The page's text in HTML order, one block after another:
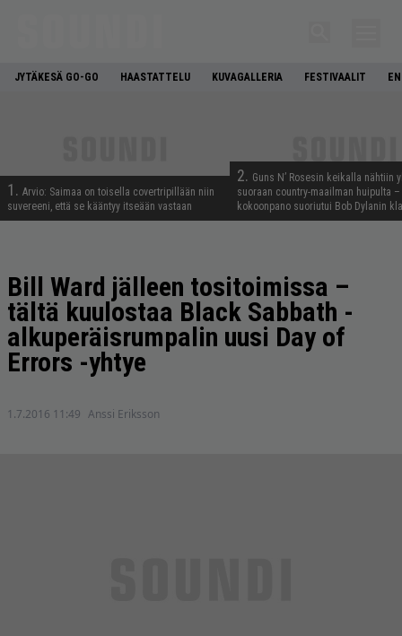
JYTÄKESÄ GO-GO HAASTATTELU KUVAGALLERIA FESTIVAALIT
1. Arvio: Saimaa on toisella covertripillään niin
suvereeni, että se kääntyy itseään vastaan
2. Guns N’ Rosesin keikalla nähtiin
suoraan country-maailman huipulta
kokoonpano suoriutui Bob Dylanin
Bill Ward jälleen tositoimissa –
tältä kuulostaa Black Sabbath -
alkuperäisrumpalin uusi Day of
Errors -yhtye
1.7.2016 11:49 Anssi Eriksson